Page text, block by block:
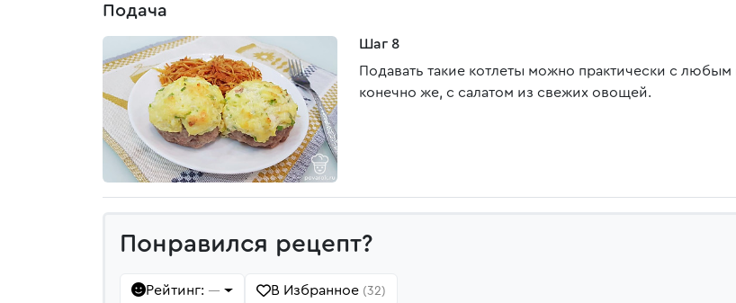
Подача
Шаг 8
Подавать такие котлеты можно практически с
конечно же, с салатом из свежих овощей.
Понравился рецепт?
Рейтинг: — В Избранное (32)